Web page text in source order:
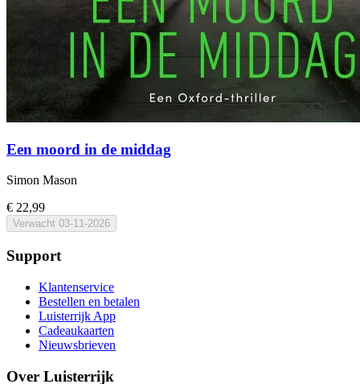
Een moord in de middag
Simon Mason
€ 22,99
Verwacht 03-11-2026
Support
Klantenservice
Bestellen en betalen
Luisterrijk App
Cadeaukaarten
Nieuwsbrieven
Over Luisterrijk